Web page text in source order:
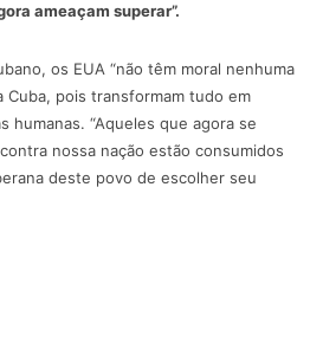
ameaçam superar”.
os EUA “não têm moral nenhuma
Cuba, pois transformam tudo em
humanas. “Aqueles que agora se
nossa nação estão consumidos
deste povo de escolher seu